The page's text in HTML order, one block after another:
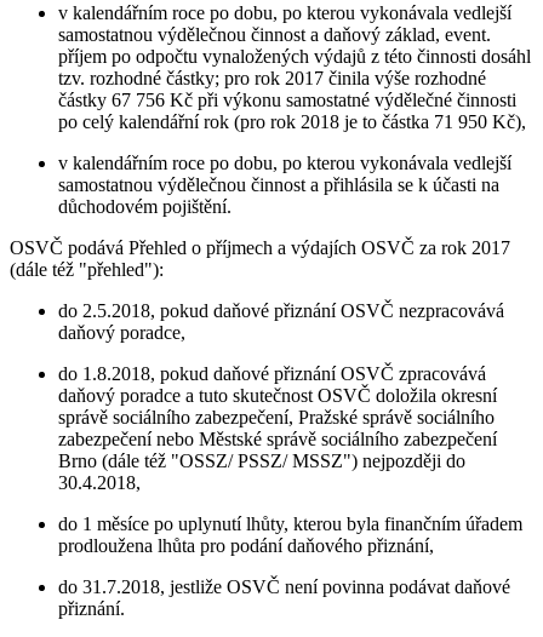
v kalendářním roce po dobu, po kterou vykonávala vedlejší
samostatnou výdělečnou činnost a daňový základ, event.
příjem po odpočtu vynaložených výdajů z této činnosti dosáhl
tzv. rozhodné částky; pro rok 2017 činila výše rozhodné
částky 67 756 Kč při výkonu samostatné výdělečné činnosti
po celý kalendářní rok (pro rok 2018 je to částka 71 950 Kč),
v kalendářním roce po dobu, po kterou vykonávala vedlejší
samostatnou výdělečnou činnost a přihlásila se k účasti na
důchodovém pojištění.
OSVČ podává Přehled o příjmech a výdajích OSVČ za rok 2017
(dále též "přehled"):
do 2.5.2018, pokud daňové přiznání OSVČ nezpracovává
daňový poradce,
do 1.8.2018, pokud daňové přiznání OSVČ zpracovává
daňový poradce a tuto skutečnost OSVČ doložila okresní
správě sociálního zabezpečení, Pražské správě sociálního
zabezpečení nebo Městské správě sociálního zabezpečení
Brno (dále též "OSSZ/ PSSZ/ MSSZ") nejpozději do
30.4.2018,
do 1 měsíce po uplynutí lhůty, kterou byla finančním úřadem
prodloužena lhůta pro podání daňového přiznání,
do 31.7.2018, jestliže OSVČ není povinna podávat daňové
přiznání.